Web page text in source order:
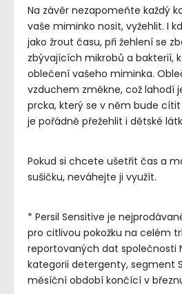
Na závěr nezapomeňte každý
vaše miminko nosit, vyžehlit. I
jako žrout času, při žehlení se
zbývajících mikrobů a bakterií,
oblečení vašeho miminka.
vzduchem změkne, což lahodí
prcka, který se v něm bude
je pořádně přežehlit i dětské
Pokud si chcete ušetřit čas a
sušičku, neváhejte ji využít.
* Persil Sensitive je
pro citlivou pokožku na celém
reportovaných dat společnosti
kategorii detergenty, segment
měsíční období končící v